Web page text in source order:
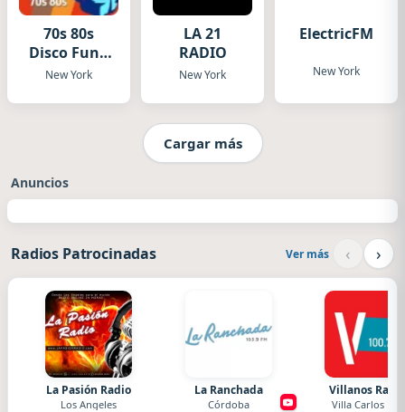
70s 80s
Disco Funk
ModernSoul
New York
LA 21
RADIO
New York
ElectricFM
New York
Cargar más
Anuncios
Radios Patrocinadas Ver más ‹ ›
La Pasión Radio
Los Angeles
La Ranchada
Córdoba
Villanos
Villa Carlos Paz